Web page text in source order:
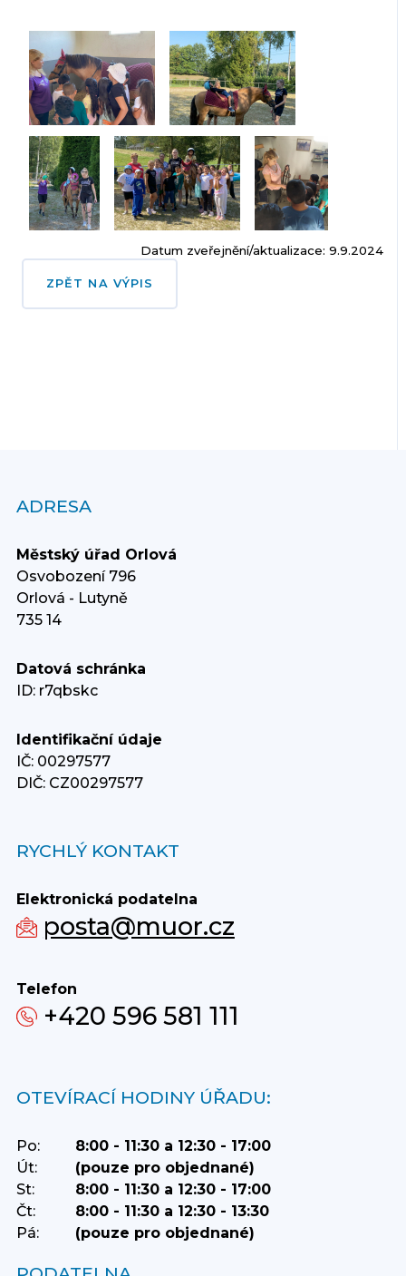
Datum zveřejnění/aktualizace: 9.9.2024
ZPĚT NA VÝPIS
ADRESA
Městský úřad Orlová
Osvobození 796
Orlová - Lutyně
735 14
Datová schránka
ID: r7qbskc
Identifikační údaje
IČ: 00297577
DIČ: CZ00297577
RYCHLÝ KONTAKT
Elektronická podatelna
posta@muor.cz
Telefon
+420 596 581 111
OTEVÍRACÍ HODINY ÚŘADU:
Po:
8:00 - 11:30 a 12:30 - 17:00
Út:
(pouze pro objednané)
St:
8:00 - 11:30 a 12:30 - 17:00
Čt:
8:00 - 11:30 a 12:30 - 13:30
Pá:
(pouze pro objednané)